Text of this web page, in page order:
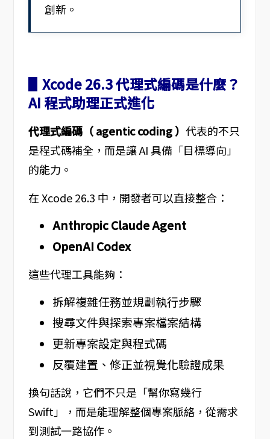
創新。
▋Xcode 26.3 代理式編碼是什麼？
AI 程式助理正式進化
代理式編碼（ agentic coding ） 代表的不只
是程式碼補全，而是讓 AI 具備「目標導向」
的能力。
在 Xcode 26.3 中，開發者可以直接整合：
Anthropic Claude Agent
OpenAI Codex
這些代理工具能夠：
拆解複雜任務並規劃執行步驟
搜尋文件與探索專案檔案結構
更新專案設定與程式碼
反覆建置、修正並視覺化驗證成果
換句話說，它們不只是「幫你寫幾行
Swift」，而是能理解整個專案脈絡，從需求
到測試一路協作。